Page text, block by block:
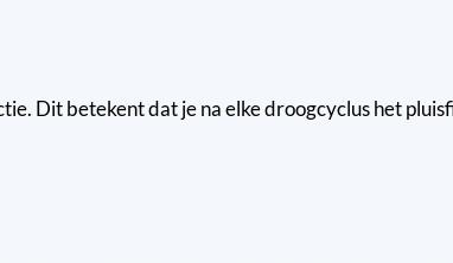
Dit betekent dat je na elke droogcyclus het